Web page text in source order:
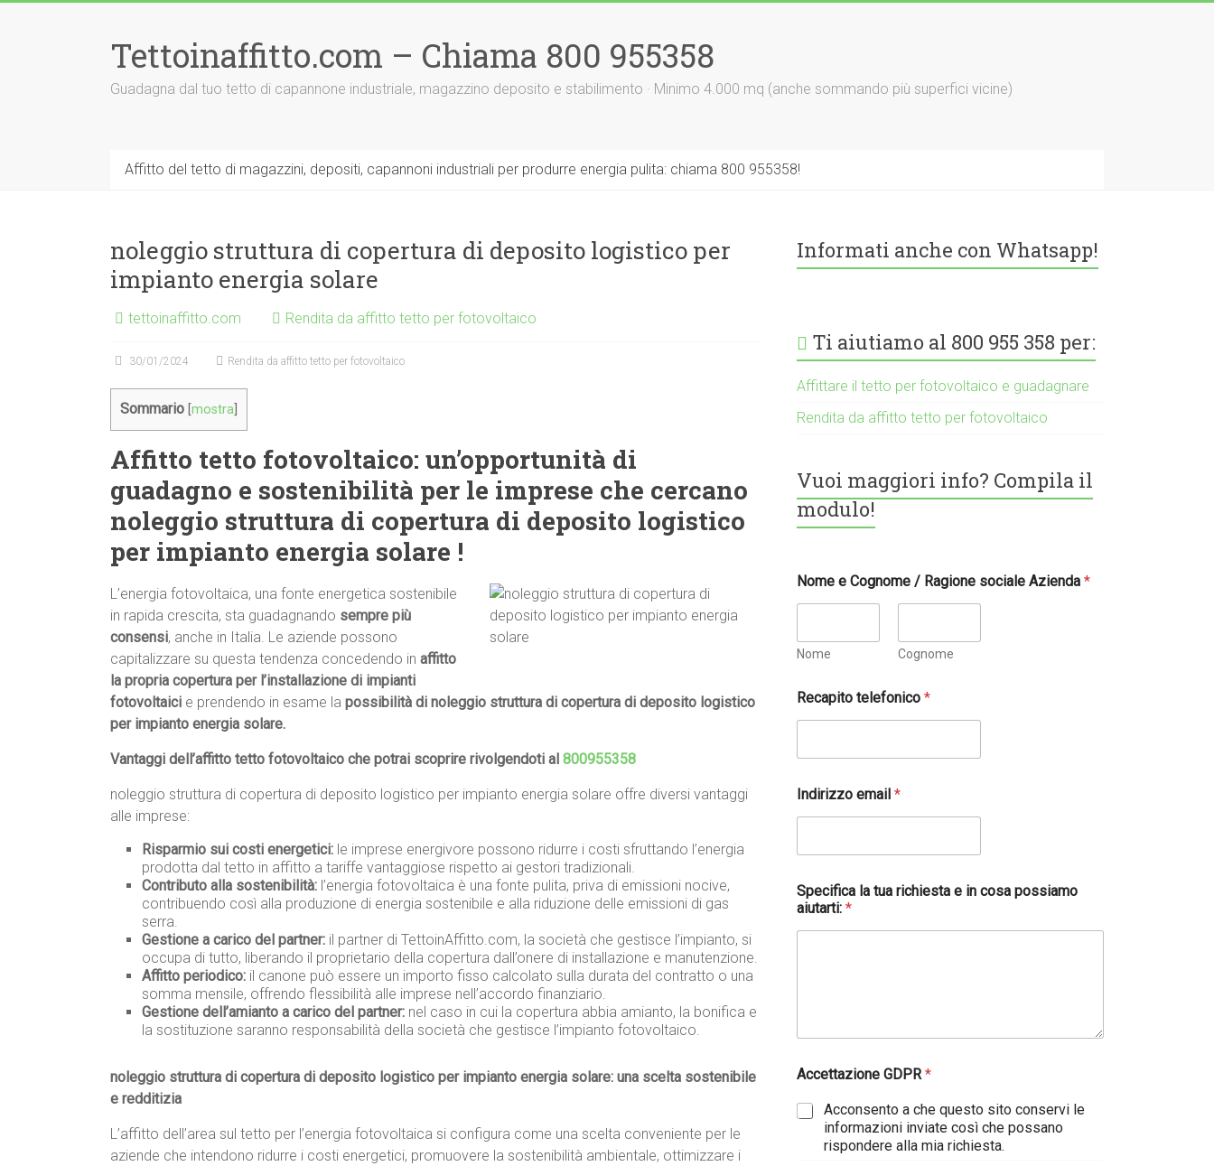
Tettoinaffitto.com – Chiama 800 955358
Guadagna dal tuo tetto di capannone industriale, magazzino deposito e stabilimento · Minimo 4.000 mq (anche sommando più superfici vicine)
Affitto del tetto di magazzini, depositi, capannoni industriali per produrre energia pulita: chiama 800 955358!
noleggio struttura di copertura di deposito logistico per
impianto energia solare
tettoinaffitto.com Rendita da affitto tetto per fotovoltaico
30/01/2024 Rendita da affitto tetto per fotovoltaico
Sommario mostra
Affitto tetto fotovoltaico: un’opportunità di
guadagno e sostenibilità per le imprese che cercano
noleggio struttura di copertura di deposito logistico
per impianto energia solare !
L’energia fotovoltaica, una fonte energetica sostenibile
in rapida crescita, sta guadagnando sempre più
consensi, anche in Italia. Le aziende possono
capitalizzare su questa tendenza concedendo in affitto
la propria copertura per l’installazione di impianti
fotovoltaici e prendendo in esame la possibilità di noleggio struttura di copertura di deposito logistico
per impianto energia solare.
Vantaggi dell’affitto tetto fotovoltaico che potrai scoprire rivolgendoti al 800955358
noleggio struttura di copertura di deposito logistico per impianto energia solare offre diversi vantaggi
alle imprese:
Risparmio sui costi energetici: le imprese energivore possono ridurre i costi sfruttando l’energia
prodotta dal tetto in affitto a tariffe vantaggiose rispetto ai gestori tradizionali.
Contributo alla sostenibilità: l’energia fotovoltaica è una fonte pulita, priva di emissioni nocive,
contribuendo così alla produzione di energia sostenibile e alla riduzione delle emissioni di gas
serra.
Gestione a carico del partner: il partner di TettoinAffitto.com, la società che gestisce l’impianto, si
occupa di tutto, liberando il proprietario della copertura dall’onere di installazione e manutenzione.
Affitto periodico: il canone può essere un importo fisso calcolato sulla durata del contratto o una
somma mensile, offrendo flessibilità alle imprese nell’accordo finanziario.
Gestione dell’amianto a carico del partner: nel caso in cui la copertura abbia amianto, la bonifica e
la sostituzione saranno responsabilità della società che gestisce l’impianto fotovoltaico.
noleggio struttura di copertura di deposito logistico per impianto energia solare: una scelta sostenibile
e redditizia
L’affitto dell’area sul tetto per l’energia fotovoltaica si configura come una scelta conveniente per le
aziende che intendono ridurre i costi energetici, promuovere la sostenibilità ambientale, ottimizzare i
Informati anche con Whatsapp!
Ti aiutiamo al 800 955 358 per:
Affittare il tetto per fotovoltaico e guadagnare
Rendita da affitto tetto per fotovoltaico
Vuoi maggiori info? Compila il
modulo!
Nome e Cognome / Ragione sociale Azienda*
Nome Cognome
Recapito telefonico*
Indirizzo email*
Specifica la tua richiesta e in cosa possiamo
aiutarti:*
Accettazione GDPR*
Acconsento a che questo sito conservi le
informazioni inviate così che possano
rispondere alla mia richiesta.